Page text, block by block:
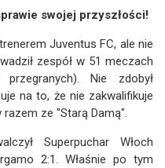
swojej przyszłości!
Juventus FC, ale nie
zespół w 51 meczach
Nie zdobył
na to, że nie zakwalifikuje
ze "Starą Damą".
Superpuchar Włoch
2:1. Właśnie po tym